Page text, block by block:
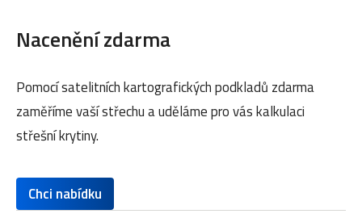
Nacenění zdarma
Pomocí satelitních kartografických podkladů zdarma
zaměříme vaší střechu a uděláme pro vás kalkulaci
střešní krytiny.
Chci nabídku